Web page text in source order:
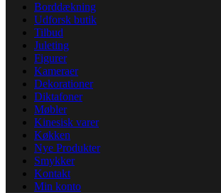
Borddækning
Udforsk butik
Tilbud
Juleting
Figurer
Kameraer
Dekorationer
Diktafoner
Møbler
Kinesisk varer
Køkken
Nye Produkter
Smykker
Kontakt
Min konto